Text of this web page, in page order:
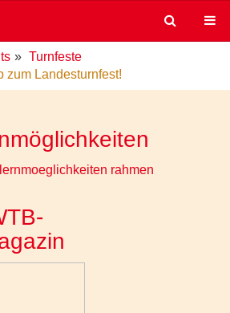
Turnfeste
zum Landesturnfest!